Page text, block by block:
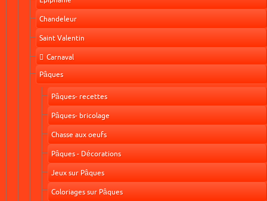
Chandeleur
Saint Valentin
Carnaval
Pâques
Pâques- recettes
Pâques- bricolage
Chasse aux oeufs
Pâques - Décorations
Jeux sur Pâques
Coloriages sur Pâques